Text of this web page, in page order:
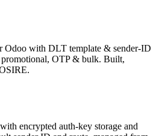
Odoo with DLT template & sender-ID
OTP & bulk. Built,
encrypted auth-key storage and